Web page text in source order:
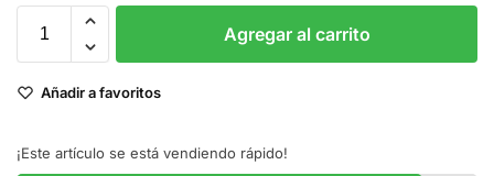
Agregar al carrito
Añadir a favoritos
¡Este artículo se está vendiendo rápido!